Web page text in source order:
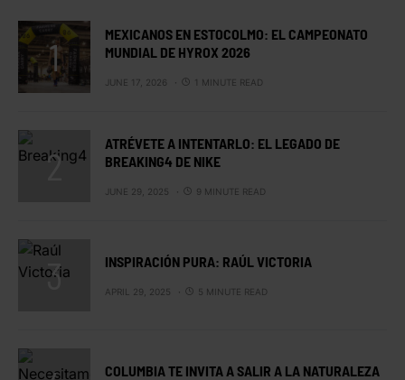
MEXICANOS EN ESTOCOLMO: EL CAMPEONATO
MUNDIAL DE HYROX 2026
JUNE 17, 2026 1 MINUTE READ
ATRÉVETE A INTENTARLO: EL LEGADO DE
BREAKING4 DE NIKE
JUNE 29, 2025 9 MINUTE READ
INSPIRACIÓN PURA: RAÚL VICTORIA
APRIL 29, 2025 5 MINUTE READ
COLUMBIA TE INVITA A SALIR A LA NATURALEZA